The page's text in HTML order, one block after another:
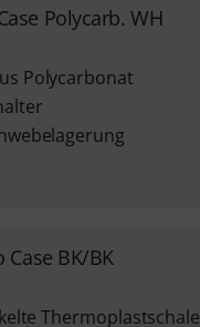
Polycarb. WH
Polycarbonat
Case BK/BK
Thermoplastschale